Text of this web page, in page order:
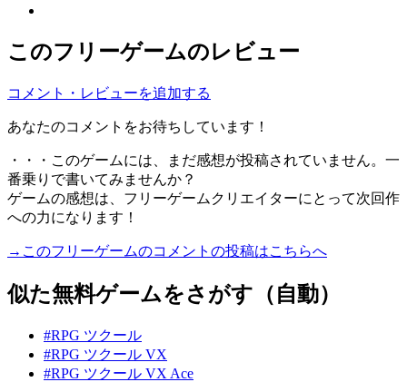
このフリーゲームのレビュー
コメント・レビューを追加する
あなたのコメントをお待ちしています！
・・・このゲームには、まだ感想が投稿されていません。一
番乗りで書いてみませんか？
ゲームの感想は、フリーゲームクリエイターにとって次回作
への力になります！
→このフリーゲームのコメントの投稿はこちらへ
似た無料ゲームをさがす（自動）
#RPG ツクール
#RPG ツクール VX
#RPG ツクール VX Ace